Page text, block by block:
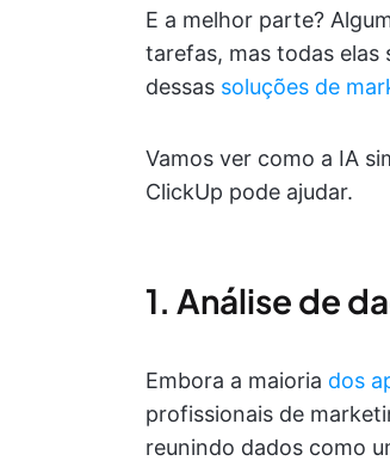
E a melhor parte?
tarefas, mas todas elas
dessas soluções de
Vamos ver como a IA
ClickUp pode ajudar.
1. Análise de
Embora a maioria dos
profissionais de
reunindo dados como